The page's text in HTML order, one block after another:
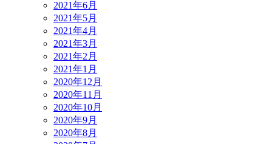
2021年6月
2021年5月
2021年4月
2021年3月
2021年2月
2021年1月
2020年12月
2020年11月
2020年10月
2020年9月
2020年8月